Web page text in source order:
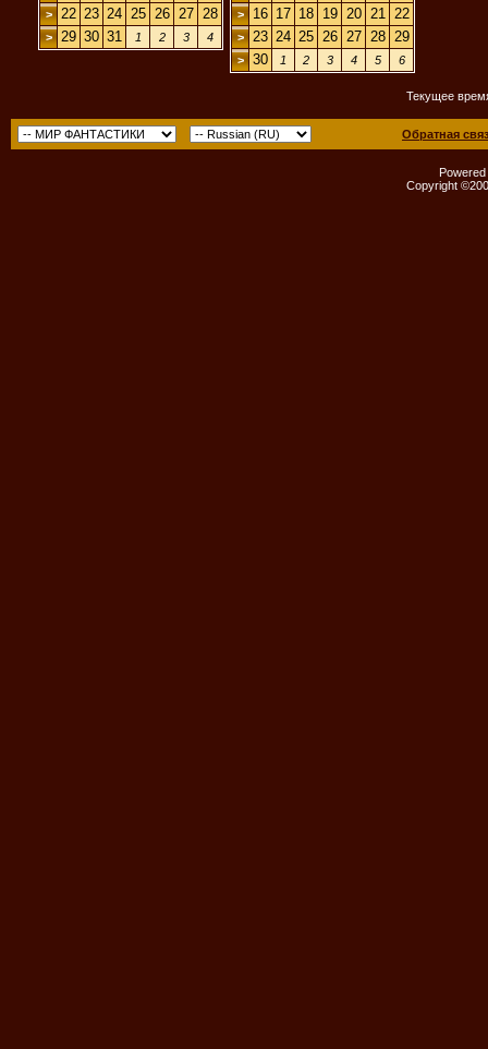
> 22 23 24 25 26 27 28
> 29 30 31 1 2 3 4
> 16 17 18 19 20 21 22
> 23 24 25 26 27 28 29
> 30 1 2 3 4 5 6
Текущее
Обратная
Copyright